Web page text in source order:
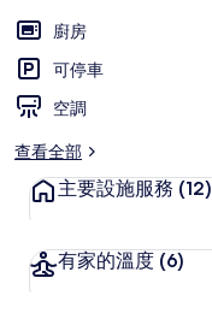
廚房
可停車
空調
查看全部
主要設施服務 (12)
有家的溫度 (6)